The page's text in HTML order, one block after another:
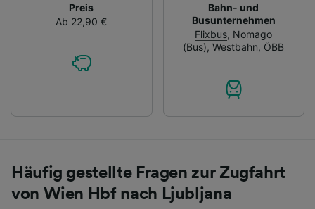
Preis
Ab 22,90 €
Bahn- und
Busunternehmen
Flixbus, Nomago
(Bus),Westbahn, ÖBB
Häufig gestellte Fragen zur Zugfahrt
von Wien Hbf nach Ljubljana